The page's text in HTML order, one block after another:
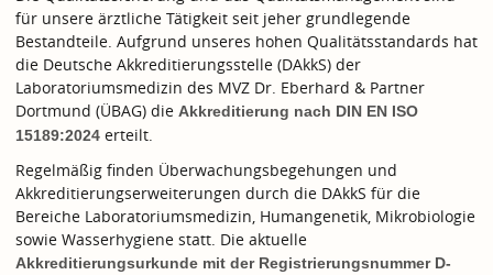
für unsere ärztliche Tätigkeit seit jeher grundlegende
Bestandteile. Aufgrund unseres hohen Qualitätsstandards hat
die Deutsche Akkreditierungsstelle (DAkkS) der
Laboratoriumsmedizin des MVZ Dr. Eberhard & Partner
Dortmund (ÜBAG) die Akkreditierung nach DIN EN ISO
15189:2024 erteilt.
Regelmäßig finden Überwachungsbegehungen und
Akkreditierungserweiterungen durch die DAkkS für die
Bereiche Laboratoriumsmedizin, Humangenetik, Mikrobiologie
sowie Wasserhygiene statt. Die aktuelle
Akkreditierungsurkunde mit der Registrierungsnummer D-